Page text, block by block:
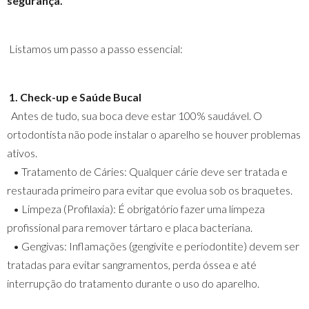
Listamos um passo a passo essencial:
1. Check-up e Saúde Bucal
Antes de tudo, sua boca deve estar 100% saudável. O
ortodontista não pode instalar o aparelho se houver problemas
ativos.
• Tratamento de Cáries: Qualquer cárie deve ser tratada e
restaurada primeiro para evitar que evolua sob os braquetes.
• Limpeza (Profilaxia): É obrigatório fazer uma limpeza
profissional para remover tártaro e placa bacteriana.
• Gengivas: Inflamações (gengivite e periodontite) devem ser
tratadas para evitar sangramentos, perda óssea e até
interrupção do tratamento durante o uso do aparelho.